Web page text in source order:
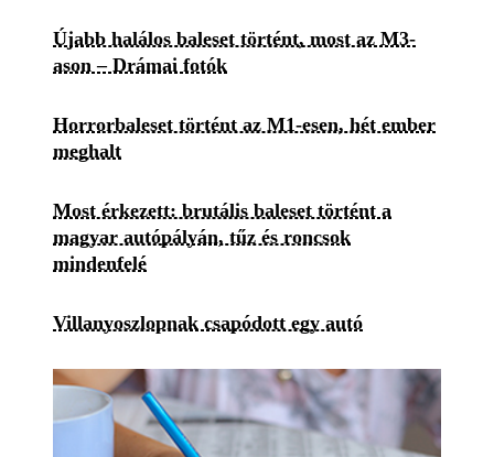
Újabb halálos baleset történt, most az M3-
ason – Drámai fotók
Horrorbaleset történt az M1-esen, hét ember
meghalt
Most érkezett: brutális baleset történt a
magyar autópályán, tűz és roncsok
mindenfelé
Villanyoszlopnak csapódott egy autó